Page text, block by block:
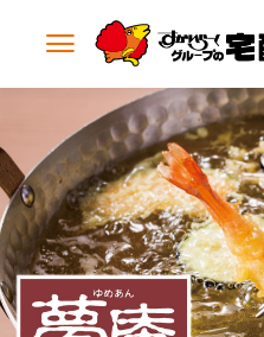
メ
ュ
ー
を
開
く